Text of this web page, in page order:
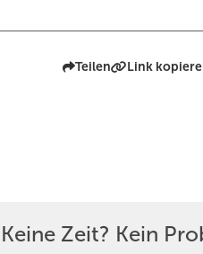
Teilen Link
Keine Zeit? Kein